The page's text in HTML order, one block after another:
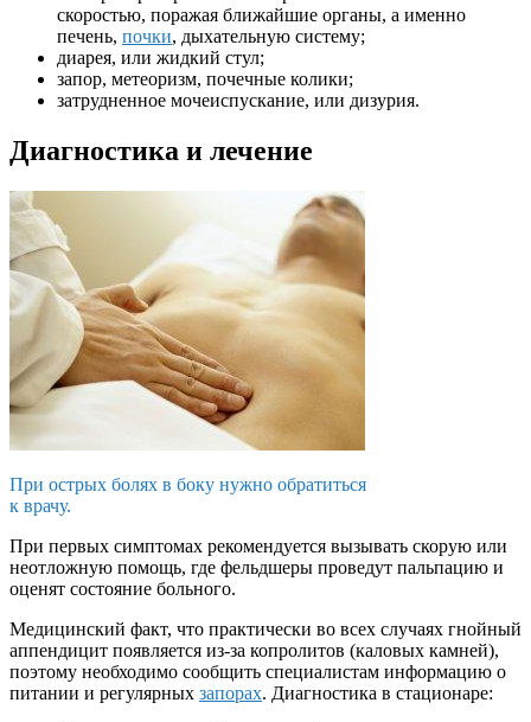
скоростью, поражая ближайшие органы, а именно
печень, почки, дыхательную систему;
диарея, или жидкий стул;
запор, метеоризм, почечные колики;
затрудненное мочеиспускание, или дизурия.
Диагностика и лечение
При острых болях в боку нужно обратиться
к врачу.
При первых симптомах рекомендуется вызывать скорую или
неотложную помощь, где фельдшеры проведут пальпацию и
оценят состояние больного.
Медицинский факт, что практически во всех случаях гнойный
аппендицит появляется из-за копролитов (каловых камней),
поэтому необходимо сообщить специалистам информацию о
питании и регулярных запорах. Диагностика в стационаре: